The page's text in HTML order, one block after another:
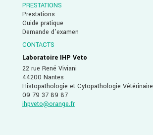
PRESTATIONS
Prestations
Guide pratique
Demande d’examen
CONTACTS
Laboratoire IHP Veto
22 rue René Viviani
44200 Nantes
Histopathologie et Cytopathologie Vétérinaire
09 79 37 89 87
ihpveto@orange.fr